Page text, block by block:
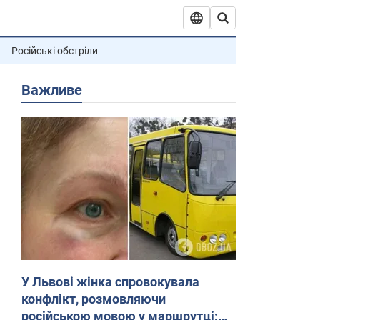
Російські обстріли
Важливе
У Львові жінка спровокувала
конфлікт, розмовляючи
російською мовою у маршрутці: